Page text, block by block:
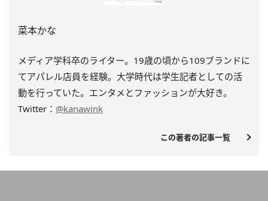
菜本かな
メディア学科卒のライター。19歳の頃から109ブランドに
てアパレル店員を経験。大学時代は学生記者としての活
動を行っていた。エンタメとファッションが大好き。
Twitter： @kanawink
この著者の記事一覧